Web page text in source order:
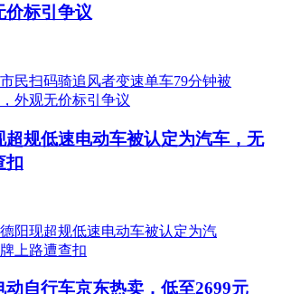
价标引争议
超规低速电动车被认定为汽车，无
扣
动自行车京东热卖，低至2699元